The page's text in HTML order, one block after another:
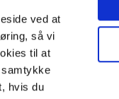
ved at
så vi
til at
hvis du